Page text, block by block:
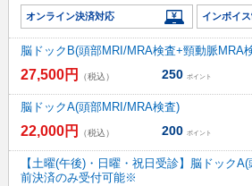
オンライン決済対応 インボイ
脳ドックB(頭部MRI/MRA検査+頸動脈MRA
27,500円 （税込） 250 ポイント
脳ドックA(頭部MRI/MRA検査)
22,000円 （税込） 200 ポイント
【土曜(午後)・日曜・祝日受診】脳ドック
前決済のみ受付可能※